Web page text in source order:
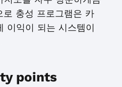
로 충성 프로그램은 카
이익이 되는 시스템이
points